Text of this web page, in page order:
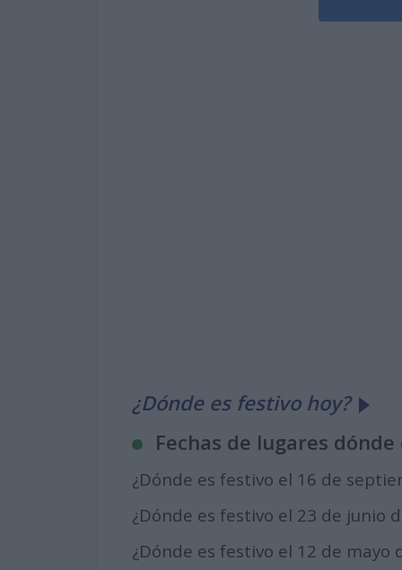
¿Dónde es festivo hoy?
Fechas de lugares
¿Dónde es festivo el 16 de
¿Dónde es festivo el 23 de junio
¿Dónde es festivo el 12 de mayo